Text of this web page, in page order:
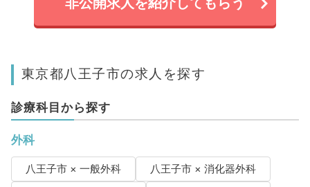
東京都八王子市の求人を探す
診療科目から探す
外科
八王子市 × 一般外科
八王子市 × 消化器外科